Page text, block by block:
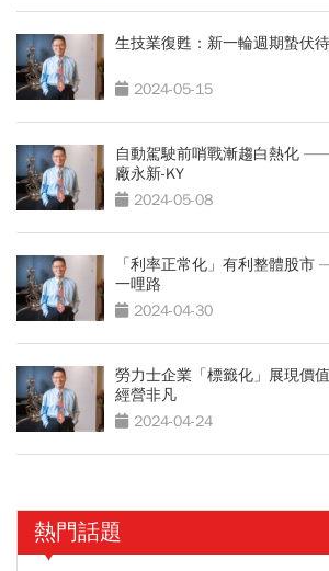
生技業復甦：新一輪週期蟄伏
2024-05-15
自動駕駛前哨戰漸趨白熱化
廠永新-KY
2024-05-08
「利率正常化」有利整體股
一哩路
2024-04-30
勞力士企業「標籤化」展現
經營非凡
2024-04-24
熱門話題